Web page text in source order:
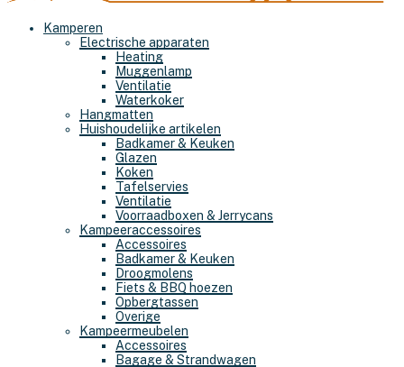
Kamperen
Electrische apparaten
Heating
Muggenlamp
Ventilatie
Waterkoker
Hangmatten
Huishoudelijke artikelen
Badkamer & Keuken
Glazen
Koken
Tafelservies
Ventilatie
Voorraadboxen & Jerrycans
Kampeeraccessoires
Accessoires
Badkamer & Keuken
Droogmolens
Fiets & BBQ hoezen
Opbergtassen
Overige
Kampeermeubelen
Accessoires
Bagage & Strandwagen